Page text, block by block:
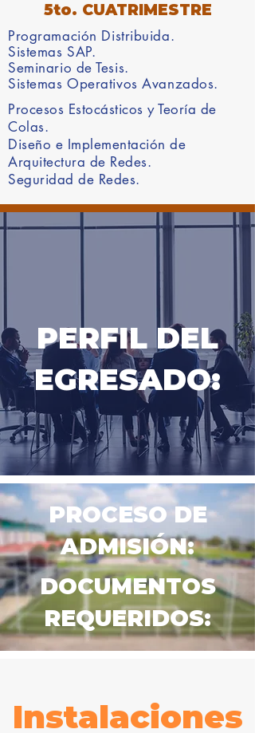
5to. CUATRIMESTRE
Programación Distribuida.
Sistemas SAP.
Seminario de Tesis.
Sistemas Operativos Avanzados.
Procesos Estocásticos y Teoría de
Colas.
Diseño e Implementación de
Arquitectura de Redes.
Seguridad de Redes.
PERFIL DEL
EGRESADO:
PROCESO DE
ADMISIÓN:
DOCUMENTOS
REQUERIDOS:
Instalaciones